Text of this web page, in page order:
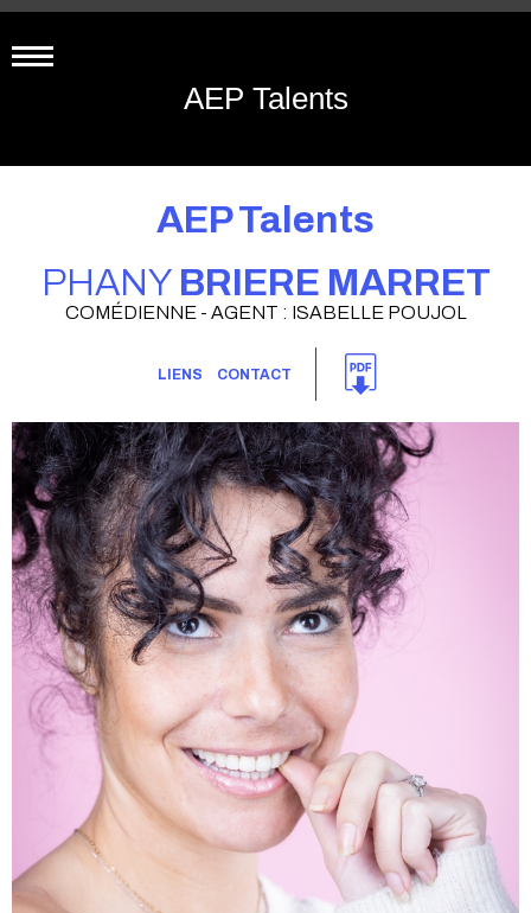
AEP Talents
AEP Talents
PHANYBRIERE MARRET
COMÉDIENNE - AGENT : ISABELLE POUJOL
LIENS CONTACT